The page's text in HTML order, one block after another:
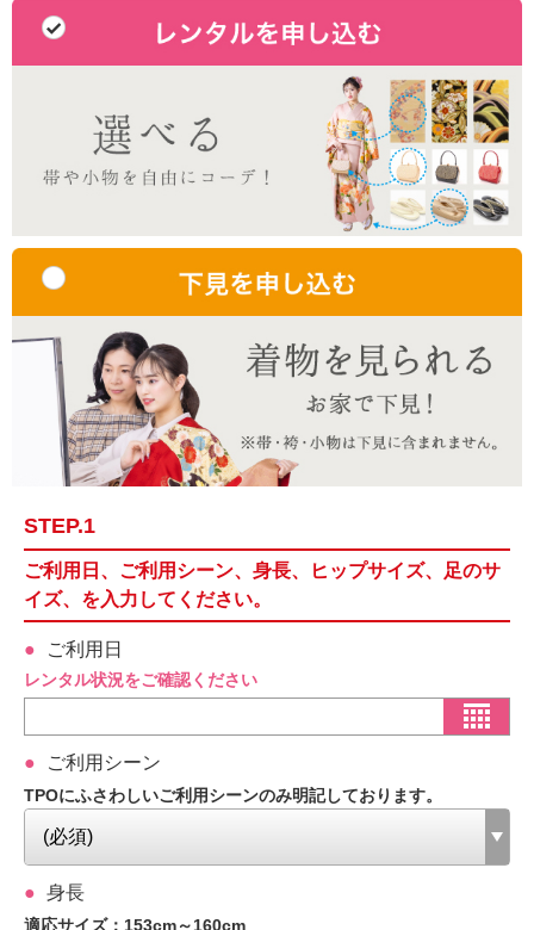
STEP.1
ご利用日、ご利用シーン、身長、ヒップサイズ、足のサ
イズ、を入力してください。
ご利用日
レンタル状況をご確認ください
ご利用シーン
TPOにふさわしいご利用シーンのみ明記しております。
身長
適応サイズ：153cm～160cm